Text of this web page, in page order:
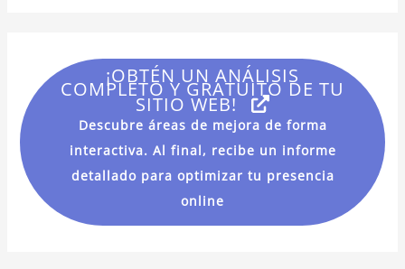
p
o
r
¡OBTÉN UN ANÁLISIS
COMPLETO Y GRATUITO DE TU
SITIO WEB!
Descubre áreas de mejora de forma
interactiva. Al final, recibe un informe
detallado para optimizar tu presencia
online